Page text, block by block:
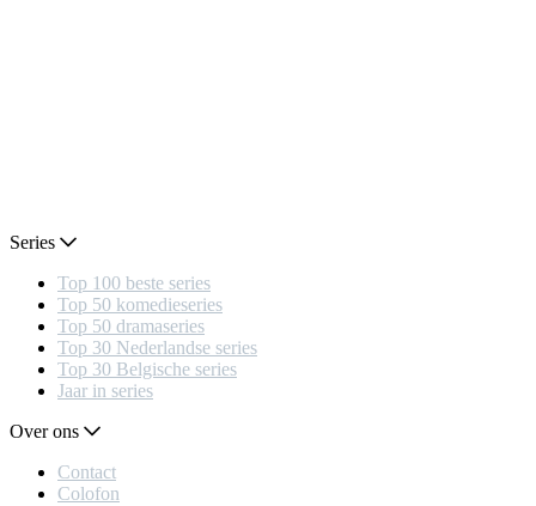
Series
Top 100 beste series
Top 50 komedieseries
Top 50 dramaseries
Top 30 Nederlandse series
Top 30 Belgische series
Jaar in series
Over ons
Contact
Colofon